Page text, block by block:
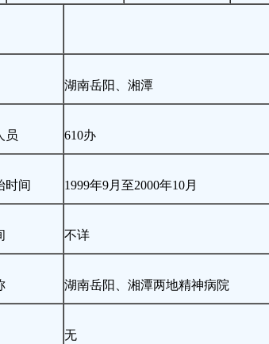
湖南岳阳、湘潭
员 610办
时间 1999年9月至2000年10月
不详
湖南岳阳、湘潭两地精神病院
无